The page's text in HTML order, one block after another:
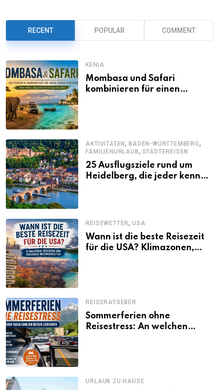
RECENT POPULAR COMMENT
KENIA
Mombasa und Safari
kombinieren für einen
AKTIVITÄTEN,BADEN-WÜRTTEMBERG,
FAMILIENURLAUB, STÄDTEREISEN
25 Ausflugsziele rund um
Heidelberg, die jeder kennen
REISEWETTER,USA
Wann ist die beste Reisezeit
für die USA? Klimazonen,
REISERATGEBER
Sommerferien ohne
Reisestress: An welchen
URLAUB ZU HAUSE